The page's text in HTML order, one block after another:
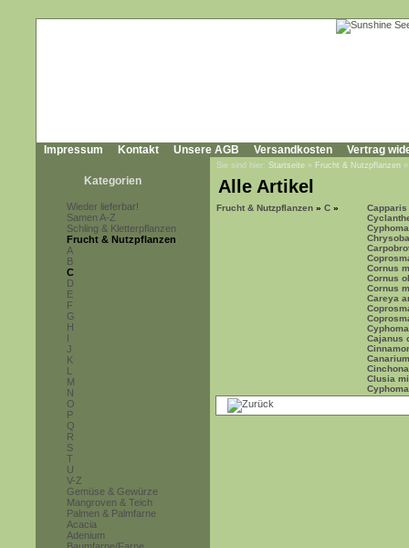
Impressum Kontakt Unsere AGB Versandkosten Vertrag
Kategorien
Wieder lieferbar!
Samen A-Z
Schling & Kletterpflanzen
Frucht & Nutzpflanzen
A
B
C
D
E
F
G
H
I
J
K
L
M
N
O
P
Q
R
S
T
U
V-Z
Gemüse & Gewürze
Mangroven & Teich
Palmen & Palmfarne
Acacia
Adenium
Sie sind hier: Startseite » Frucht & Nutzpflanzen
Alle Artikel
Frucht & Nutzpflanzen » C »
Cornus
Cornus
Cornus
Careya
Cajanus
Clusia